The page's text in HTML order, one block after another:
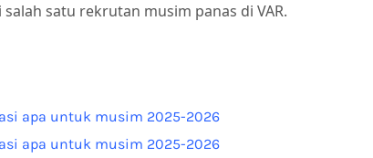
satu rekrutan musim panas di VAR.